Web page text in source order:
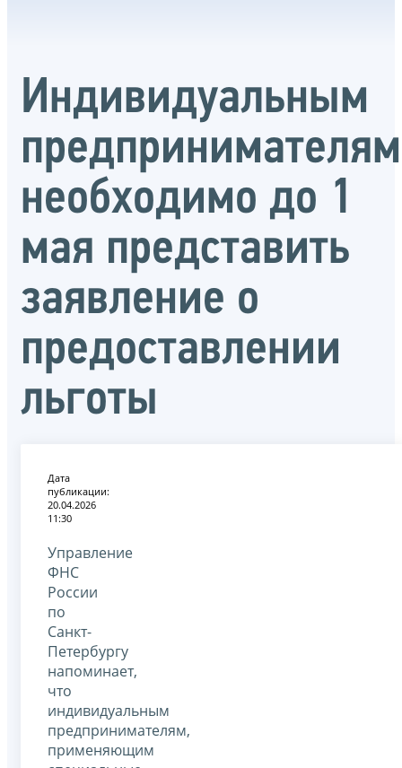
Индивидуальным
предпринимателям
необходимо до 1
мая представить
заявление о
предоставлении
льготы
Дата
публикации:
20.04.2026
11:30
Управление
ФНС
России
по
Санкт-
Петербургу
напоминает,
что
индивидуальным
предпринимателям,
применяющим